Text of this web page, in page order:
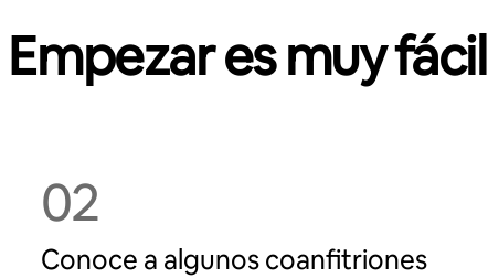
Empezar es muy fácil
02
Conoce a algunos coanfitriones